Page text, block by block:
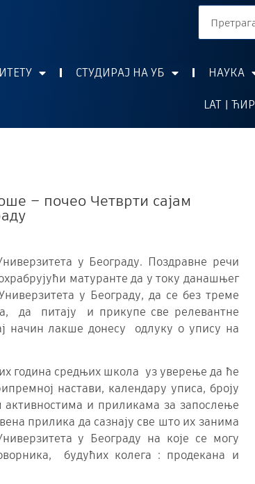
СТУДИРАЈ НА УБ НАУКА
LAT | ЋИР
– почео Четврти сајам
у Београду. Поздравне речи
матуранте да у току данашњег
у Београду, да се без треме
да питају и прикупе све релевантне
начин лакше донесу одлуку о упису на
година средњих школа уз уверење да ће
настави, календару уписа, броју
и приликама за запослење
прилика да сазнају све што их занима
у Београду на које се могу
будућих колега : продекана и